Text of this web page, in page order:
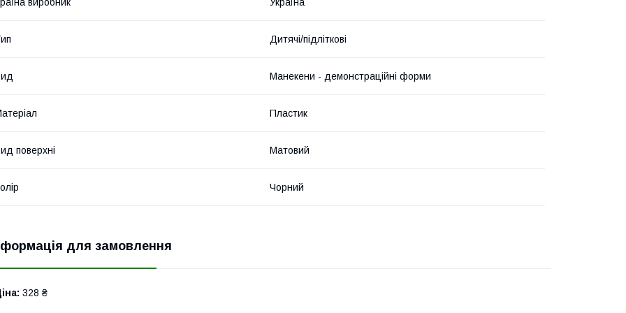
Дитячі/підліткові
Манекени - демонстраційні форми
Пластик
поверхні Матовий
Чорний
для замовлення
328 ₴